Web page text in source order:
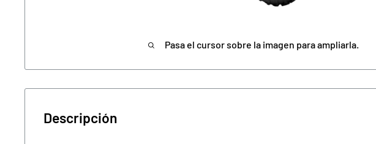
Pasa el cursor sobre la imagen para ampliarla.
Descripción